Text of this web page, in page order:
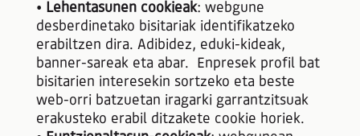
• Lehentasunen cookieak: webgune
desberdinetako bisitariak identifikatzeko
erabiltzen dira. Adibidez, eduki-kideak,
banner-sareak eta abar. Enpresek profil bat
bisitarien interesekin sortzeko eta beste
web-orri batzuetan iragarki garrantzitsuak
erakusteko erabil ditzakete cookie horiek.